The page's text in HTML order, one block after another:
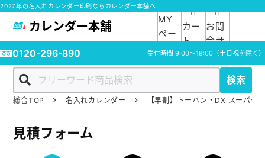
2027年の名入れカレンダー印刷ならカレンダー本舗へ
カレンダー本舗
検索
MY
ペー
ジ
カー
ト
お問
合せ
0120-296-890
受付時間 9:00～18:00 （土日祝を除く）
商品一覧
総合TOP 名入れカレンダー 【早割】トーハン・DX スーパー
見積フォーム